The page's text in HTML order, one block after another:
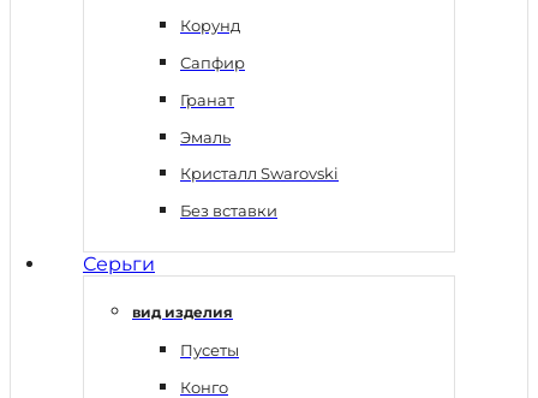
Корунд
Сапфир
Гранат
Эмаль
Кристалл Swarovski
Без вставки
Серьги
вид изделия
Пусеты
Конго